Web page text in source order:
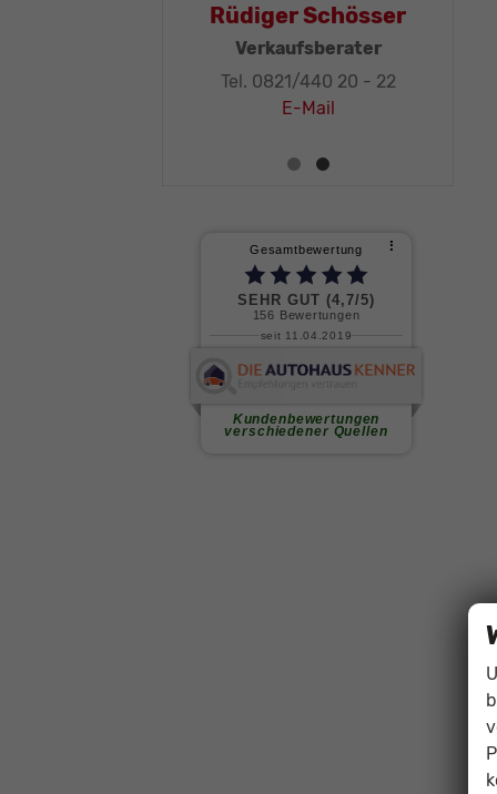
Rüdiger Schösser
Verkaufsberater
Tel. 0821/440 20 - 22
E-Mail